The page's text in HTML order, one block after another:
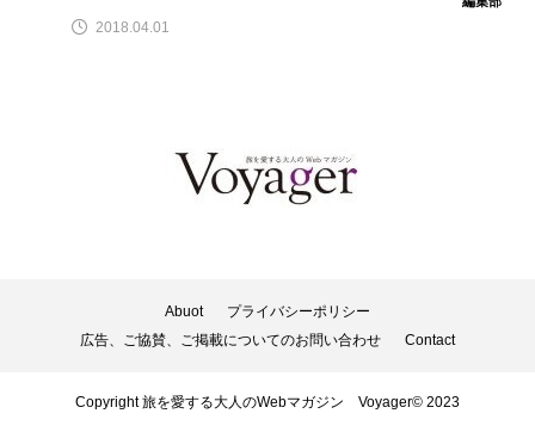
2018.04.01
Abuot
プライバシーポリシー
広告、ご協賛、ご掲載についてのお問い合わせ
Contact
Copyright 旅を愛する大人のWebマガジン Voyager© 2023